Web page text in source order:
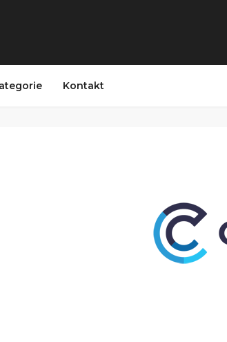
Kontakt